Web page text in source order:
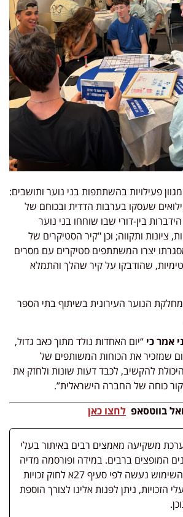
פעילויות בהשתתפות בני נוער ותושבים:
שעסקו בערבות הדדית ובכוחם של
בין-דורי שבו שוחחו בני נוער
ציונות ותקווה; וכן "קיר הסטיקרים של
יצרו המשתתפים סטיקרים עם מסרים
שהודבקו על קיר שהלך והתמלא
הנוער העירונית בשיתוף בתי הספר
אמר כי “יום האחדות נולד מתוך כאב גדול,
שמזכיר את הכוחות המשותפים של
להקשיב, לכבד דעות שונות ולחזק את
כוחה של החברה הישראלית”.
בווטסאפ לחצו כאן
משקיעה מאמצים רבים באיתור בעלי
המופצים ברבים. במידה ופורסמה מדיה
שבעליה אינו ידוע, השימוש נעשה לפי סעיף 27א לחוק זכויות
הזכויות, ניתן לפנות אלינו לצורך הוספת